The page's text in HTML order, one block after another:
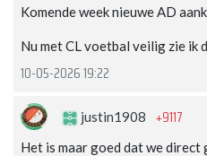
Komende week nieuwe AD
Nu met CL voetbal veilig zie ik
10-05-2026 19:22
justin1908 +9117
Het is maar goed dat we direct